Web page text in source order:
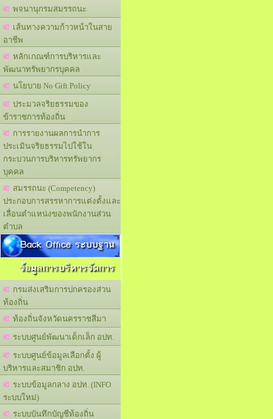
พจนานุกรมสมรรถนะ
เส้นทางความก้าวหน้าในสาย
อาชีพ
หลักเกณฑ์การบริหารและ
พัฒนาทรัพยากรบุคคล
นโยบาย No Gift Policy
ประมวลจริยธรรมของ
ข้าราชการท้องถิ่น
การรายงานผลการนำการ
ประเมินจริยธรรมไปใช้ใน
กระบวนการบริหารทรัพยากร
บุคคล
สมรรถนะ (Competency)
ประกอบการสรรหาการแต่งตั้งและ
เลื่อนตำแหน่งของพนักงานส่วน
ตำบล
Back Office ระบบฐาน
ข้อมูลการบริหารจัดการ
กรมส่งเสริมการปกครองส่วน
ท้องถิ่น
ท้องถิ่นจังหวัดนครราชสีมา
ระบบศูนย์พัฒนาเด็กเล็ก อปท.
ระบบศูนย์ข้อมูลเลือกตั้ง ผู้
บริหารและสมาชิก อปท.
ระบบข้อมูลกลาง อปท. (INFO
ระบบใหม่)
ระบบบันทึกบัญชีท้องถิ่น